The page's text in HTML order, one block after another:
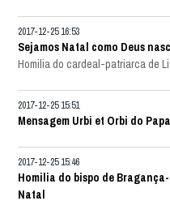
2017-12-25 16:53
Sejamos Natal como Deus
Homilia do cardeal-patriarca de
2017-12-25 15:51
Mensagem Urbi et Orbi do
2017-12-25 15:46
Homilia do bispo de
Natal